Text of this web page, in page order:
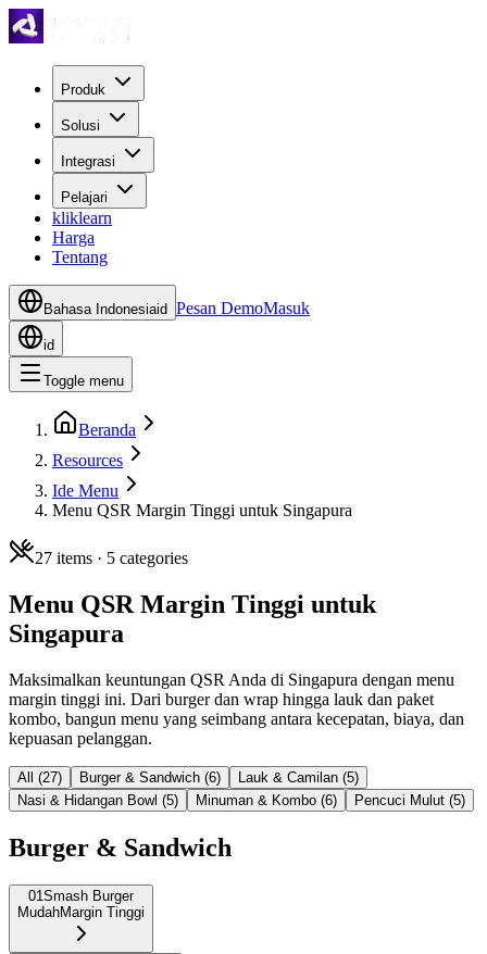
Produk
Solusi
Integrasi
Pelajari
kliklearn
Harga
Tentang
Bahasa Indonesiaid Pesan DemoMasuk
id
Toggle menu
Beranda
Resources
Ide Menu
Menu QSR Margin Tinggi untuk Singapura
27 items · 5 categories
Menu QSR Margin Tinggi untuk
Singapura
Maksimalkan keuntungan QSR Anda di Singapura dengan menu
margin tinggi ini. Dari burger dan wrap hingga lauk dan paket
kombo, bangun menu yang seimbang antara kecepatan, biaya, dan
kepuasan pelanggan.
All (27) Burger & Sandwich (6) Lauk & Camilan (5)
Nasi & Hidangan Bowl (5) Minuman & Kombo (6) Pencuci Mulut (5)
Burger & Sandwich
01Smash Burger
MudahMargin Tinggi